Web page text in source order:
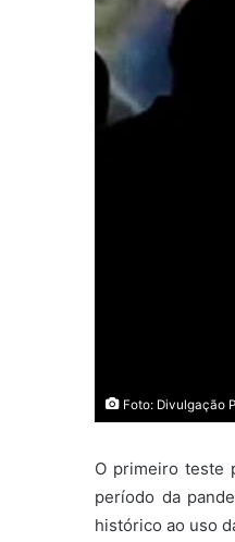
Foto: Divulgação
O primeiro teste
período da
histórico ao uso